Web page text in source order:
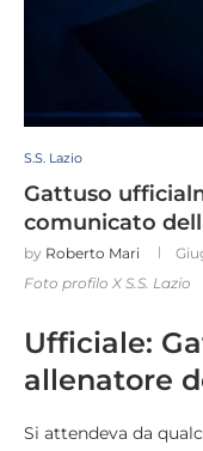
S.S. Lazio
Gattuso
comunicato
by Roberto Mari
Foto profilo X S.S. Lazio
Ufficiale:
allenatore
Si attendeva da